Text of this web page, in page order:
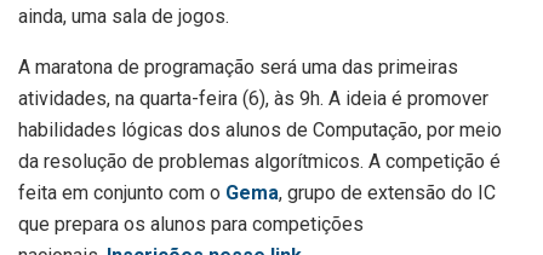
ainda, uma sala de jogos.
A maratona de programação será uma das primeiras
atividades, na quarta-feira (6), às 9h. A ideia é promover
habilidades lógicas dos alunos de Computação, por meio
da resolução de problemas algorítmicos. A competição é
feita em conjunto com o Gema, grupo de extensão do IC
que prepara os alunos para competições